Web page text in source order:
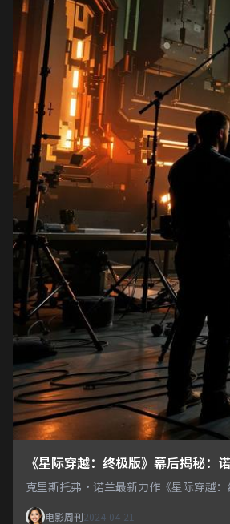
《星际穿越：终极版》幕后揭秘：
克里斯托弗·诺兰最新力作《星际穿越
电影周刊2024-04-21